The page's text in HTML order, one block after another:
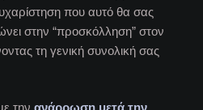
που αυτό θα σας
στην “προσκόλληση” στον
τη γενική συνολική σας